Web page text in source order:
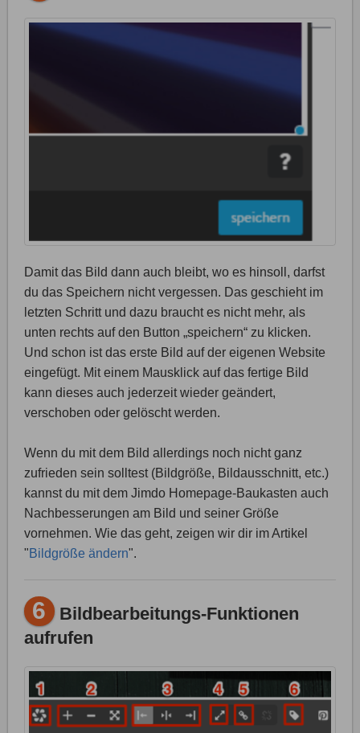
Damit das Bild dann auch bleibt, wo es hinsoll, darfst
du das Speichern nicht vergessen. Das geschieht im
letzten Schritt und dazu braucht es nicht mehr, als
unten rechts auf den Button „speichern“ zu klicken.
Und schon ist das erste Bild auf der eigenen Website
eingefügt. Mit einem Mausklick auf das fertige Bild
kann dieses auch jederzeit wieder geändert,
verschoben oder gelöscht werden.
Wenn du mit dem Bild allerdings noch nicht ganz
zufrieden sein solltest (Bildgröße, Bildausschnitt, etc.)
kannst du mit dem Jimdo Homepage-Baukasten auch
Nachbesserungen am Bild und seiner Größe
vornehmen. Wie das geht, zeigen wir dir im Artikel
"Bildgröße ändern".
6 Bildbearbeitungs-Funktionen
aufrufen